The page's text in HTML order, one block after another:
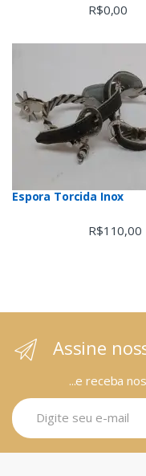
R$0,00
Espora Torcida Inox
R$110,00
Assine
...e receba